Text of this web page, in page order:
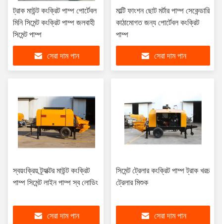
ট্রাক মাউন্ট কংক্রিট পাম্প পোর্টেবল
মিনি সিমেন্ট কংক্রিট পাম্প জলবাহী
সিমেন্ট পাম্প
সেরা দাম পান
মাল্টি ফাংশন ছোট মর্টার পাম্প সেকেন্ডারি
কাঠামোগত জন্য পোর্টেবল কংক্রিট
পাম্প
সেরা দাম পান
স্বয়ংক্রিয় ট্র্যাক্টর মাউন্ট কংক্রিট
পাম্প সিমেন্ট লাইন পাম্প স্ব লোডিং
সেরা দাম পান
সিমেন্ট ট্রেলার কংক্রিট পাম্প ট্রাক খরচ
ট্রেলার মিশুক
সেরা দাম পান